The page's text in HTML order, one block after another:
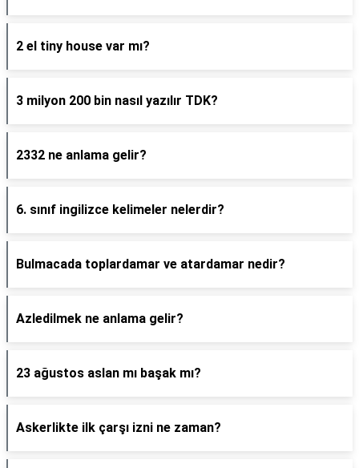
2 el tiny house var mı?
3 milyon 200 bin nasıl yazılır TDK?
2332 ne anlama gelir?
6. sınıf ingilizce kelimeler nelerdir?
Bulmacada toplardamar ve atardamar nedir?
Azledilmek ne anlama gelir?
23 ağustos aslan mı başak mı?
Askerlikte ilk çarşı izni ne zaman?